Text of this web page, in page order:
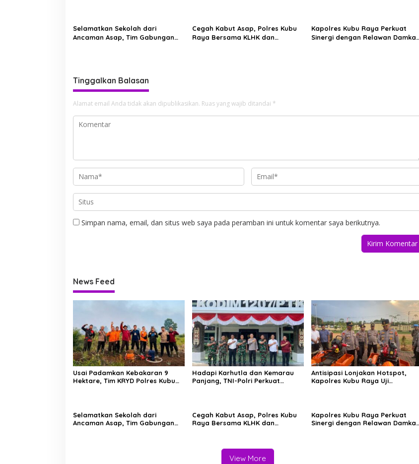
Selamatkan Sekolah dari
Ancaman Asap, Tim Gabungan
Cegah Kabut Asap, Polres Kubu
Raya Bersama KLHK dan
Kapolres Kubu Raya Perkuat
Sinergi dengan Relawan Damkar
Tinggalkan Balasan
Alamat email Anda tidak akan dipublikasikan. Ruas yang wajib ditandai *
Simpan nama, email, dan situs web saya pada peramban ini untuk komentar saya berikutnya.
News Feed
Usai Padamkan Kebakaran 9
Hektare, Tim KRYD Polres Kubu
Hadapi Karhutla dan Kemarau
Panjang, TNI-Polri Perkuat
Antisipasi Lonjakan Hotspot,
Kapolres Kubu Raya Uji
Selamatkan Sekolah dari
Ancaman Asap, Tim Gabungan
Cegah Kabut Asap, Polres Kubu
Raya Bersama KLHK dan
Kapolres Kubu Raya Perkuat
Sinergi dengan Relawan Damkar
View More